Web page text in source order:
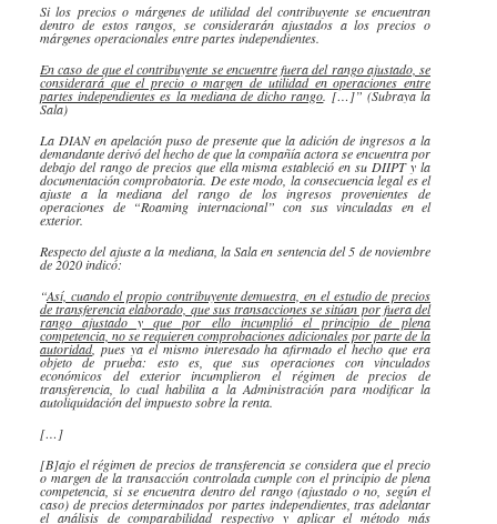
Si los precios o márgenes de utilidad del contribuyente se encuentran
dentro de estos rangos, se considerarán ajustados a los precios o
márgenes operacionales entre partes independientes.
En caso de que el contribuyente se encuentre fuera del rango ajustado, se
considerará que el precio o margen de utilidad en operaciones entre
partes independientes es la mediana de dicho rango. […]” (Subraya la
Sala)
La DIANen apelación puso de presente que la adición de ingresos a la
demandante derivó del hecho de que la compañíaactorase encuentra por
debajo del rango de precios que ella misma estableció en su DIIPTy la
documentación comprobatoria. De este modo, la consecuencia legal es el
ajuste a la mediana del rango de los ingresos provenientes de
operaciones de “Roaming internacional” con sus vinculadas en el
exterior.
Respecto del ajuste a la mediana, la Sala en sentencia del 5 de noviembre
de 2020 indicó:
“Así, cuando el propio contribuyente demuestra, en el estudio de precios
de transferencia elaborado, que sus transacciones se sitúan por fuera del
rango ajustado y que por ello incumplió el principio de plena
competencia, no se requieren comprobaciones adicionales por parte de la
autoridad, pues ya el mismo interesado ha afirmado el hecho que era
objeto de prueba: esto es, que sus operaciones con vinculados
económicos del exterior incumplieron el régimen de precios de
transferencia, lo cual habilita a la Administración para modificar la
autoliquidación del impuesto sobre la renta.
[…]
[B]ajo el régimen de precios de transferencia se considera que el precio
o margen de la transacción controlada cumple con el principio de plena
competencia, si se encuentra dentro del rango (ajustado o no, según el
caso) de precios determinados por partes independientes, tras adelantar
el análisis decomparabilidadrespectivo y aplicar el método más